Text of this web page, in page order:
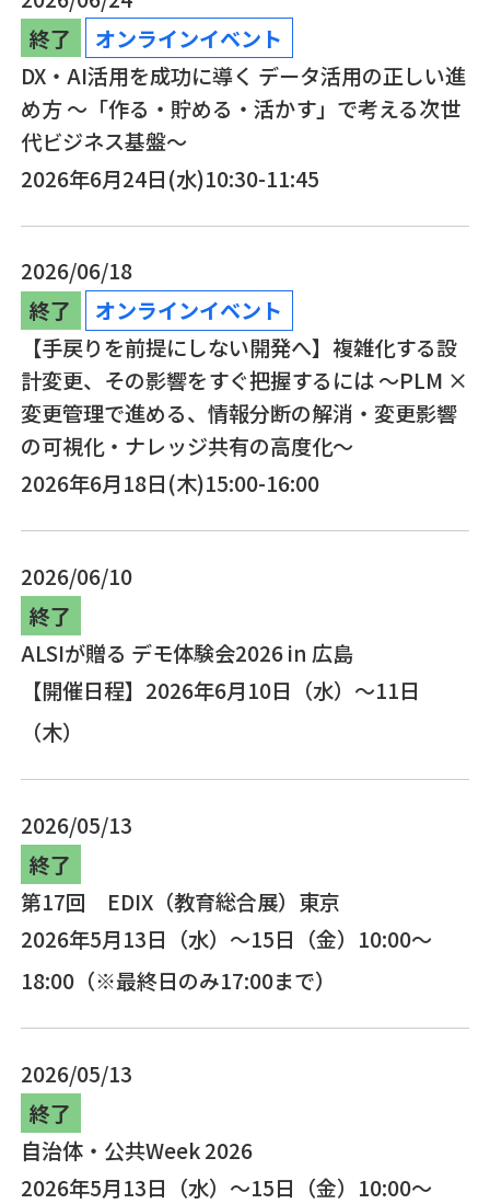
終了
オンラインイベント
DX・AI活用を成功に導く データ活用の正しい進
め方 ～「作る・貯める・活かす」で考える次世
代ビジネス基盤～
2026年6月24日(水)10:30-11:45
2026/06/18
終了
オンラインイベント
【手戻りを前提にしない開発へ】複雑化する設
計変更、その影響をすぐ把握するには ～PLM ×
変更管理で進める、情報分断の解消・変更影響
の可視化・ナレッジ共有の高度化～
2026年6月18日(木)15:00-16:00
2026/06/10
終了
ALSIが贈る デモ体験会2026 in 広島
【開催日程】2026年6月10日（水）～11日
（木）
2026/05/13
終了
第17回 EDIX（教育総合展）東京
2026年5月13日（水）～15日（金）10:00～
18:00（※最終日のみ17:00まで）
2026/05/13
終了
自治体・公共Week 2026
2026年5月13日（水）～15日（金）10:00～